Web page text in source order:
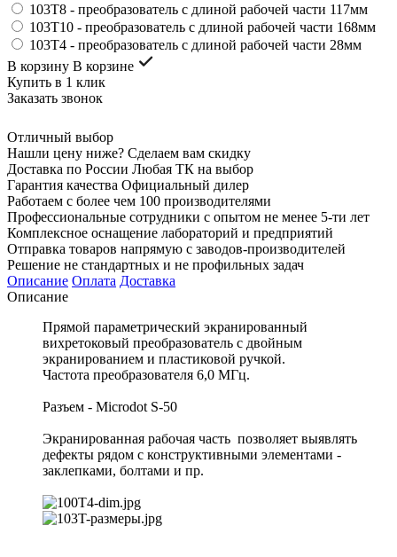
103Т8 - преобразователь с длиной рабочей части 117мм
103Т10 - преобразователь с длиной рабочей части 168мм
103Т4 - преобразователь с длиной рабочей части 28мм
В корзину В корзине
Купить в 1 клик
Заказать звонок
Отличный выбор
Нашли цену ниже? Сделаем вам скидку
Доставка по России Любая ТК на выбор
Гарантия качества Официальный дилер
Работаем с более чем 100 производителями
Профессиональные сотрудники с опытом не менее 5-ти лет
Комплексное оснащение лабораторий и предприятий
Отправка товаров напрямую с заводов-производителей
Решение не стандартных и не профильных задач
Описание Оплата Доставка
Описание
Прямой параметрический экранированный
вихретоковый преобразователь с двойным
экранированием и пластиковой ручкой.
Частота преобразователя 6,0 МГц.
Разъем - Microdot S-50
Экранированная рабочая часть позволяет выявлять
дефекты рядом с конструктивными элементами -
заклепками, болтами и пр.